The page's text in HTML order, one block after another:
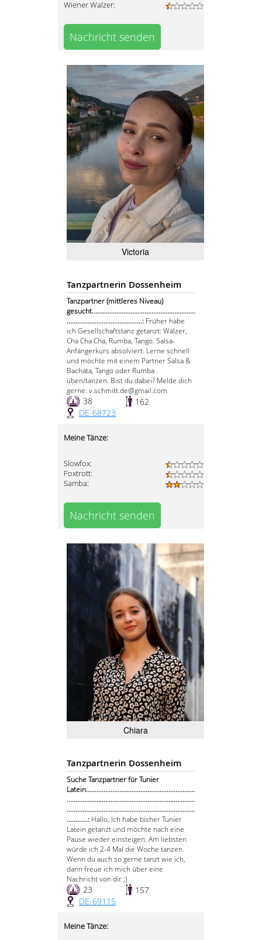
Wiener Walzer:
Nachricht senden
Victoria
Tanzpartnerin Dossenheim
Tanzpartner (mittleres Niveau)
gesucht...........................................................
...........................................: Früher habe
ich Gesellschaftstanz getanzt: Walzer,
Cha Cha Cha, Rumba, Tango. Salsa-
Anfängerkurs absolviert. Lerne schnell
und möchte mit einem Partner Salsa &
Bachata, Tango oder Rumba
üben/tanzen. Bist du dabei? Melde dich
gerne: v.schmitt.de@gmail.com
38
162
DE-68723
Meine Tänze:
Slowfox:
Foxtrott:
Samba:
Nachricht senden
Chiara
Tanzpartnerin Dossenheim
Suche Tanzpartner für Tunier
Latein..............................................................
.........................................................................
.........................................................................
............: Hallo, Ich habe bisher Tunier
Latein getanzt und möchte nach eine
Pause wieder einsteigen. Am liebsten
würde ich 2-4 Mal die Woche tanzen.
Wenn du auch so gerne tanzt wie ich,
dann freue ich mich über eine
Nachricht von dir ;)
23
157
DE-69115
Meine Tänze: